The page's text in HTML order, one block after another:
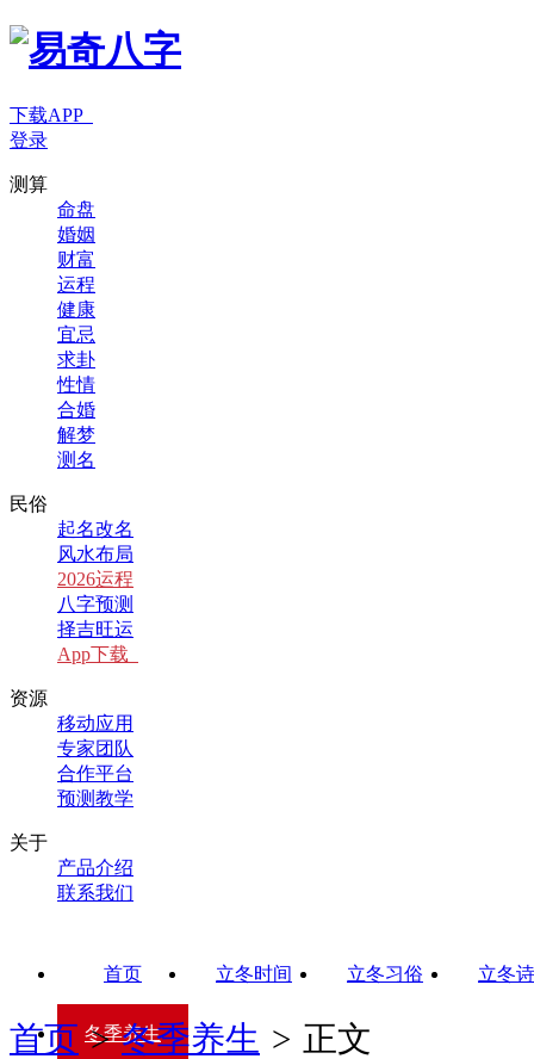
下载APP
登录
测算
命盘
婚姻
财富
运程
健康
宜忌
求卦
性情
合婚
解梦
测名
民俗
起名改名
风水布局
2026运程
八字预测
择吉旺运
App下载
资源
移动应用
专家团队
合作平台
预测教学
关于
产品介绍
联系我们
首页 立冬时间 立冬习俗 立冬
冬季养生
首页 > 冬季养生 > 正文